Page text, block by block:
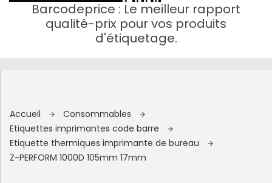
Barcodeprice : Le meilleur rapport
qualité-prix pour vos produits
d'étiquetage.
Accueil
Consommables
Etiquettes imprimantes code barre
Etiquette thermiques imprimante de bureau
Z-PERFORM 1000D 105mm 17mm